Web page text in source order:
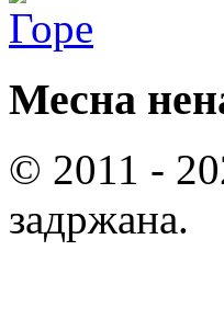
Месна
© 2011 -
задржана.